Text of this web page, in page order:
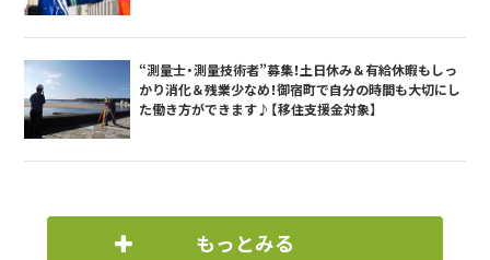
“測量士・測量技術者”募集！土日休み＆有給休暇もしっ
かり消化＆残業少なめ！御宿町で自分の時間も大切にし
た働き方ができます♪【移住支援金対象】
もっとみる